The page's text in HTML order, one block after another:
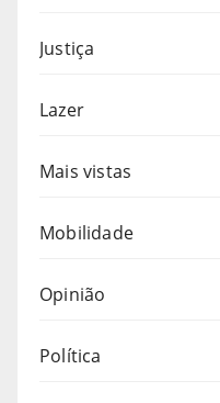
Justiça
Lazer
Mais vistas
Mobilidade
Opinião
Política